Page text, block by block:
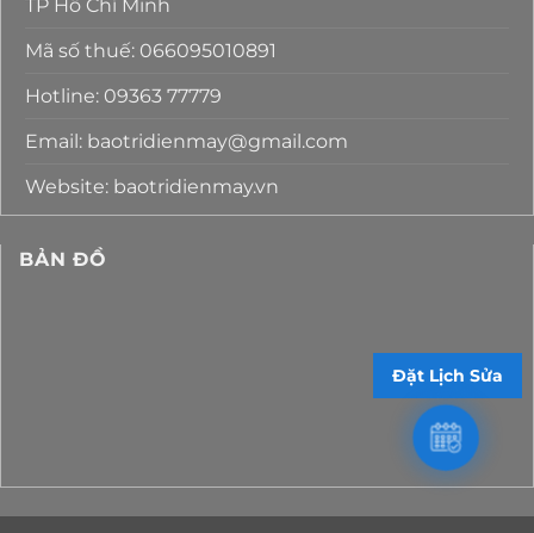
TP Hồ Chí Minh
Mã số thuế: 066095010891
Hotline: 09363 77779
Email: baotridienmay@gmail.com
Website: baotridienmay.vn
BẢN ĐỒ
Đặt Lịch Sửa